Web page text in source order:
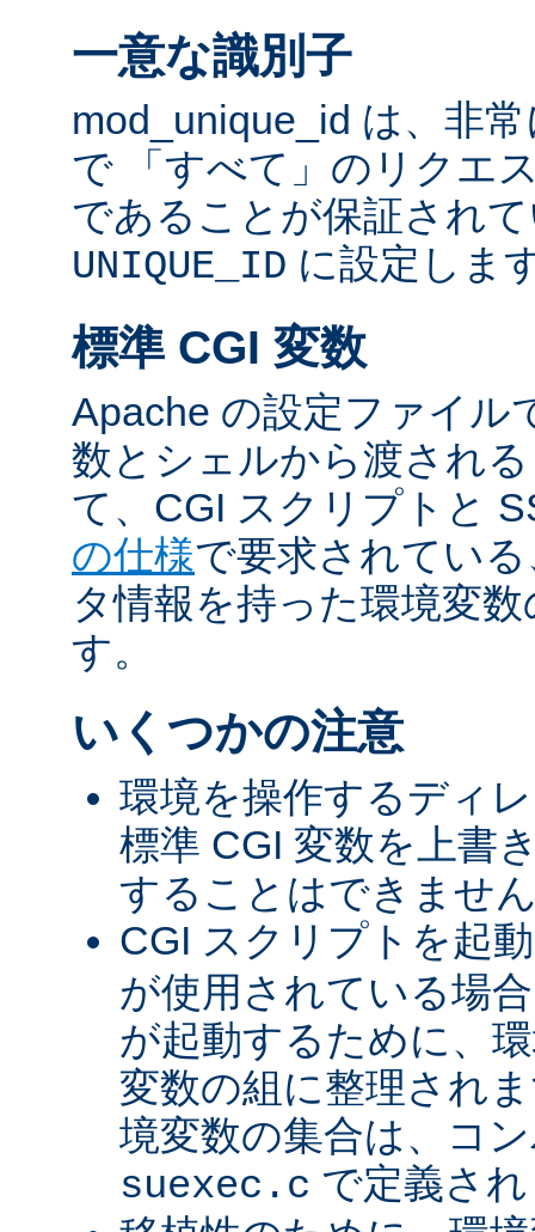
一意な識別子
mod_unique_id は、非
で 「すべて」のリクエ
であることが保証され
UNIQUE_ID に設定しま
標準 CGI 変数
Apache の設定ファイル
数とシェルから渡され
て、CGI スクリプトと
の仕様で要求されてい
タ情報を持った環境変
す。
いくつかの注意
環境を操作するディ
標準 CGI 変数を上書
することはできませ
CGI スクリプトを起
が使用されている場
が起動するために、
変数の組に整理され
境変数の集合は、コ
suexec.c で定義さ